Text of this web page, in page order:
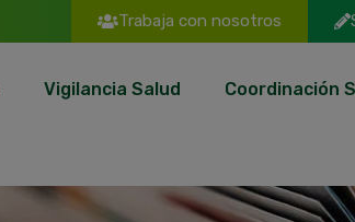
Trabaja con nosotros
Vigilancia Salud Coordinación